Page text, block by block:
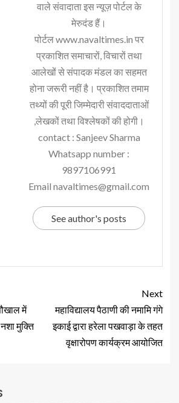
वाले संवादाता इस न्यूज़ पोर्टल के
मेरुदंड हैं।
पोर्टल www.navaltimes.in पर
प्रकाशित समाचारों, विचारों तथा
आलेखों से संपादक मंडल का सहमत
होना जरूरी नहीं है। प्रकाशित तमाम
तथ्यों की पूरी जिम्मेदारी संवाददाताओं
,लेखकों तथा विश्लेषकों की होगी।
contact : Sanjeev Sharma
Whatsapp number :
9897106991
Email navaltimes@gmail.com
See author's posts
में
मुक्ति
Next
महाविद्यालय पैठाणी की नमामि गंगे
इकाई द्वारा हरेला पखवाड़ा के तहत
वृक्षारोपण कार्यक्रम आयोजित